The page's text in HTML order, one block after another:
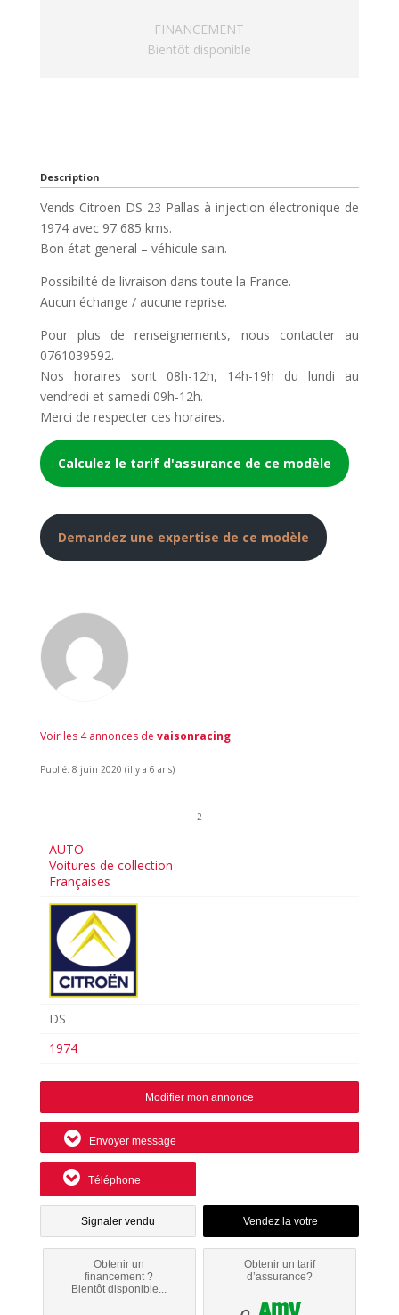
FINANCEMENT
Bientôt disponible
Description
Vends Citroen DS 23 Pallas à injection électronique de
1974 avec 97 685 kms.
Bon état general – véhicule sain.
Possibilité de livraison dans toute la France.
Aucun échange / aucune reprise.
Pour plus de renseignements, nous contacter au
0761039592.
Nos horaires sont 08h-12h, 14h-19h du lundi au
vendredi et samedi 09h-12h.
Merci de respecter ces horaires.
Calculez le tarif d'assurance de ce modèle
Demandez une expertise de ce modèle
Voir les 4 annonces de vaisonracing
Publié: 8 juin 2020 (il y a 6 ans)
2
AUTO
Voitures de collection
Françaises
DS
1974
Modifier mon annonce
Envoyer message
Téléphone
Signaler vendu
Obtenir un
financement ?
Bientôt disponible...
Obtenir un tarif
d’assurance?